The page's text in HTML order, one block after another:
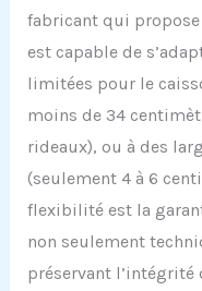
fabricant qui
est capable de
limitées pour le
moins de 34
rideaux), ou à des
(seulement 4 à 6
flexibilité est la
non seulement
préservant l’intégrité